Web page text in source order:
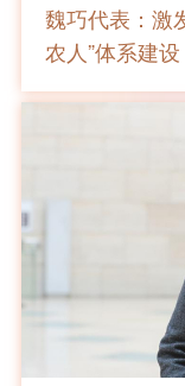
魏巧代表：激
农人”体系建设